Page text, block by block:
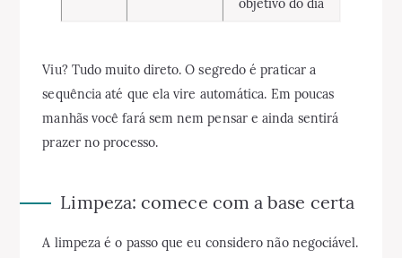
objetivo do dia
Viu? Tudo muito direto. O segredo é praticar a
sequência até que ela vire automática. Em poucas
manhãs você fará sem nem pensar e ainda sentirá
prazer no processo.
Limpeza: comece com a base certa
A limpeza é o passo que eu considero não negociável.